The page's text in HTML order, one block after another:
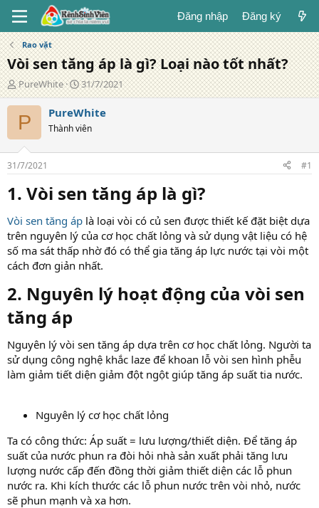
Đăng nhập Đăng ký
Rao vặt
Vòi sen tăng áp là gì? Loại nào tốt nhất?
T
á
c
g
ả
PureWhite
N
g
à
y
đ
g
31/7/2021
P PureWhite
Thành viên
31/7/2021 #1
1. Vòi sen tăng áp là gì?​
Vòi sen tăng áp là loại vòi có củ sen được thiết kế đặt biệt dựa
trên nguyên lý của cơ học chất lỏng và sử dụng vật liệu có hệ
số ma sát thấp nhờ đó có thể gia tăng áp lực nước tại vòi một
cách đơn giản nhất.
2. Nguyên lý hoạt động của vòi sen
tăng áp​
Nguyên lý vòi sen tăng áp dựa trên cơ học chất lỏng. Người ta
sử dụng công nghệ khắc laze để khoan lỗ vòi sen hình phễu
làm giảm tiết diện giảm đột ngột giúp tăng áp suất tia nước.
Nguyên lý cơ học chất lỏng
Ta có công thức: Áp suất = lưu lượng/thiết diện. Để tăng áp
suất của nước phun ra đòi hỏi nhà sản xuất phải tăng lưu
lượng nước cấp đến đồng thời giảm thiết diện các lỗ phun
nước ra. Khi kích thước các lỗ phun nước trên vòi nhỏ, nước
sẽ phun mạnh và xa hơn.